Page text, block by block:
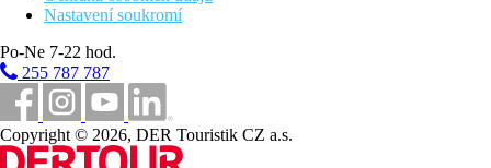
Vzdálenost k pláži
50 km
Vzdálenost od nejbližšího letiště
Pláž
Nastavení soukromí
Po-Ne 7-22 hod.
255 787 787
Copyright © 2026, DER Touristik CZ a.s.